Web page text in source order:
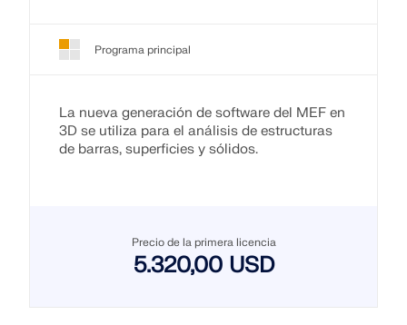
Programa principal
La nueva generación de software del MEF en
3D se utiliza para el análisis de estructuras
de barras, superficies y sólidos.
Precio de la primera licencia
5.320,00 USD